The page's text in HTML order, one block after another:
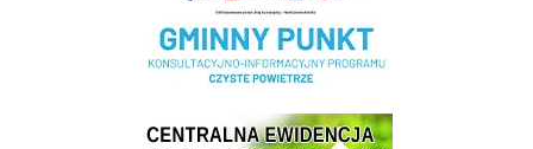
Centrala Ewidencja Emisyjności Budynków - złóż deklarację